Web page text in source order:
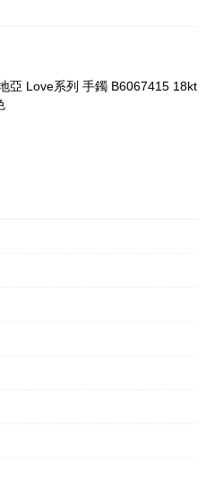
亞 Love系列 手鐲 B6067415 18kt